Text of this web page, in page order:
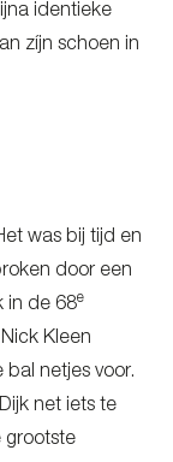
identieke
zíjn schoen in
was bij tijd en
door een
in de 68e
Kleen
netjes voor.
net iets te
grootste